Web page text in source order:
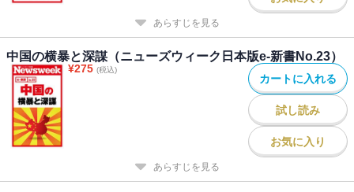
あらすじを見る
中国の横暴と深謀（ニューズウィーク日本版e-新書No.23）
¥275 (税込)
カートに入れる
試し読み
お気に入り
あらすじを見る